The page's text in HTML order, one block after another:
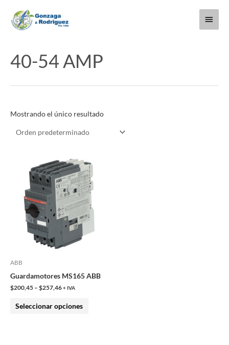
contenido
Menú
40-54 AMP
Mostrando el único resultado
ABB
Guardamotores MS165 ABB
$200,45 – $257,46+ IVA
Seleccionar opciones
producto
tiene
múltiples
variantes.
opciones
elegir